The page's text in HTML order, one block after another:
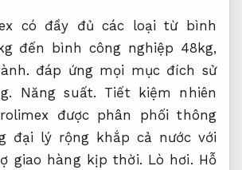
có đầy đủ các loại từ bình
đến bình công nghiệp 48kg,
đáp ứng mọi mục đích sử
Năng suất. Tiết kiệm nhiên
được phân phối thông
đại lý rộng khắp cả nước với
giao hàng kịp thời. Lò hơi. Hỗ